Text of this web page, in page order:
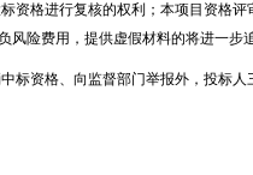
资格进行复核的权利；本项目资格
险费用，提供虚假材料的将进一步
标资格、向监督部门举报外，投标